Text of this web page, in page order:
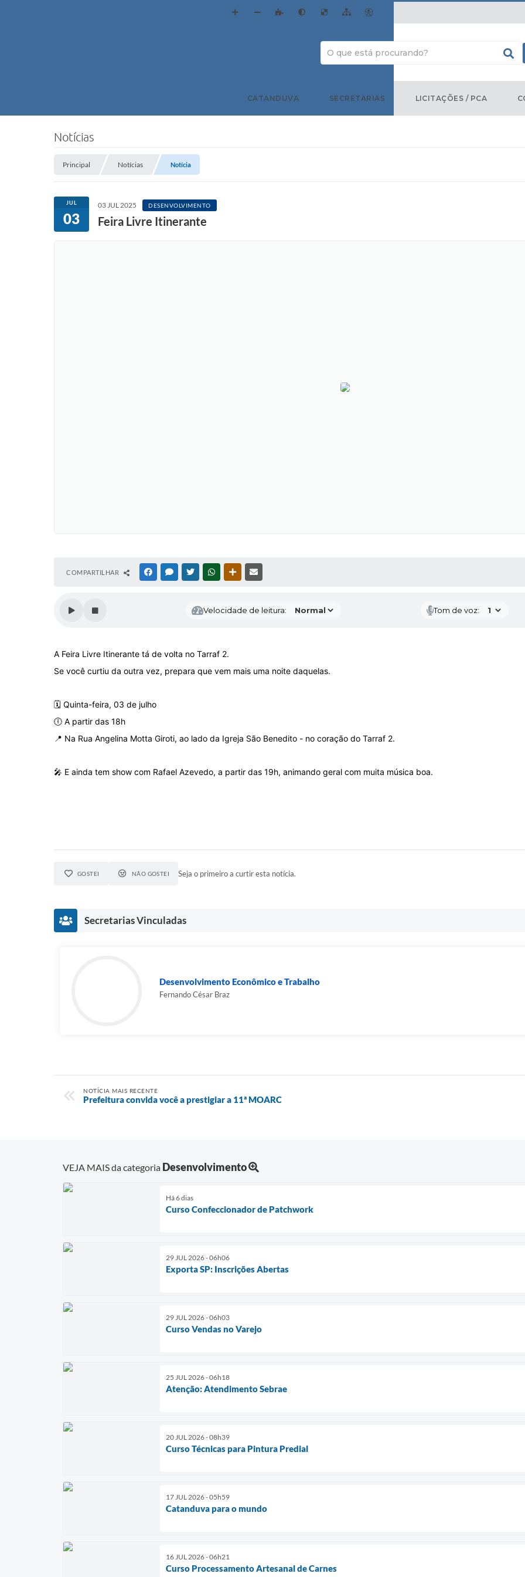
CATANDUVA SECRETARIAS LICITAÇÕES / PCA
Notícias
Principal Notícias Notícia
JUL
03
03 JUL 2025 DESENVOLVIMENTO
Feira Livre Itinerante
COMPARTILHAR FACEBOOKMESSENGER
TWITTERWHATSAPPOUTRAS MÍDIAS
Velocidade de leitura: Tom de voz:
A Feira Livre Itinerante tá de volta no Tarraf 2.
Se você curtiu da outra vez, prepara que vem mais uma noite daquelas.
🗓️ Quinta-feira, 03 de julho
🕕 A partir das 18h
📍 Na Rua Angelina Motta Giroti, ao lado da Igreja São Benedito - no coração do Tarraf 2.
🎤 E ainda tem show com Rafael Azevedo, a partir das 19h, animando geral com muita música boa.
GOSTEI NÃO GOSTEI Seja o primeiro a curtir esta notícia.
Secretarias Vinculadas
Desenvolvimento Econômico e Trabalho
Fernando César Braz
NOTÍCIA MAIS RECENTE
Prefeitura convida você a prestigiar a 11ª MOARC
VEJA MAIS da categoria Desenvolvimento
Há 6 dias
Curso Confeccionador de Patchwork
29 JUL 2026 - 06h06
Exporta SP: Inscrições Abertas
29 JUL 2026 - 06h03
Curso Vendas no Varejo
25 JUL 2026 - 06h18
Atenção: Atendimento Sebrae
20 JUL 2026 - 08h39
Curso Técnicas para Pintura Predial
17 JUL 2026 - 05h59
Catanduva para o mundo
16 JUL 2026 - 06h21
Curso Processamento Artesanal de Carnes